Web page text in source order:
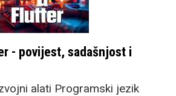
- povijest, sadašnjost i
alati Programski jezik